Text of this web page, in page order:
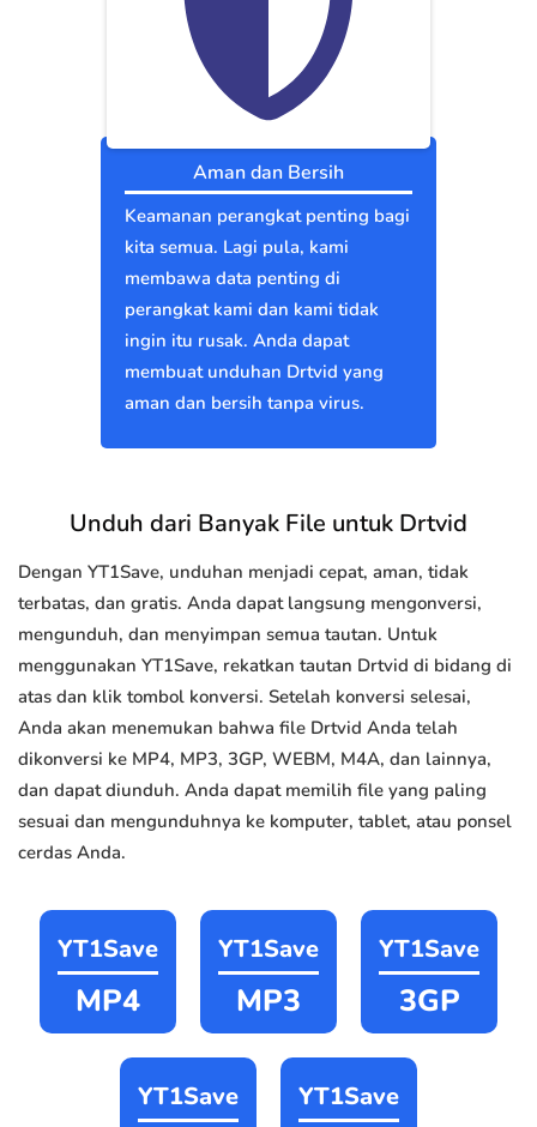
Aman dan Bersih
Keamanan perangkat penting bagi
kita semua. Lagi pula, kami
membawa data penting di
perangkat kami dan kami tidak
ingin itu rusak. Anda dapat
membuat unduhan Drtvid yang
aman dan bersih tanpa virus.
Unduh dari Banyak File untuk Drtvid
Dengan YT1Save, unduhan menjadi cepat, aman, tidak
terbatas, dan gratis. Anda dapat langsung mengonversi,
mengunduh, dan menyimpan semua tautan. Untuk
menggunakan YT1Save, rekatkan tautan Drtvid di bidang di
atas dan klik tombol konversi. Setelah konversi selesai,
Anda akan menemukan bahwa file Drtvid Anda telah
dikonversi ke MP4, MP3, 3GP, WEBM, M4A, dan lainnya,
dan dapat diunduh. Anda dapat memilih file yang paling
sesuai dan mengunduhnya ke komputer, tablet, atau ponsel
cerdas Anda.
YT1Save
MP4
YT1Save
MP3
YT1Save
3GP
YT1Save YT1Save